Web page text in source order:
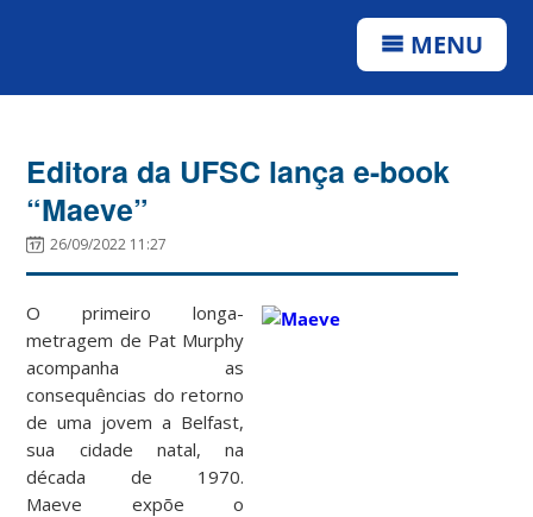
MENU
Editora da UFSC lança e-book
“Maeve”
26/09/2022 11:27
O primeiro longa-
metragem de Pat Murphy
acompanha as
consequências do retorno
de uma jovem a Belfast,
sua cidade natal, na
década de 1970.
Maeve expõe o